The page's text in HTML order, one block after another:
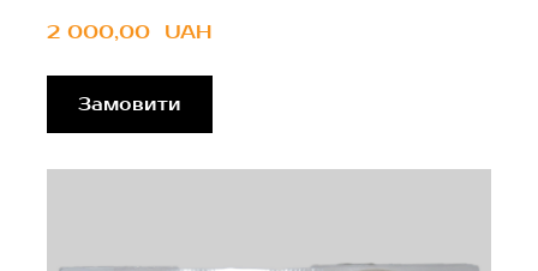
2 000,00  UAH
Замовити